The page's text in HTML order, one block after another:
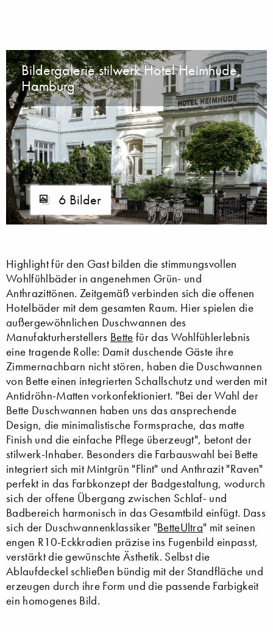
Bildergalerie stilwerk Hotel Heimhude,
Hamburg
6 Bilder
Highlight für den Gast bilden die stimmungsvollen
Wohlfühlbäder in angenehmen Grün- und
Anthrazittönen. Zeitgemäß verbinden sich die offenen
Hotelbäder mit dem gesamten Raum. Hier spielen die
außergewöhnlichen Duschwannen des
Manufakturherstellers Bette für das Wohlfühlerlebnis
eine tragende Rolle: Damit duschende Gäste ihre
Zimmernachbarn nicht stören, haben die Duschwannen
von Bette einen integrierten Schallschutz und werden mit
Antidröhn-Matten vorkonfektioniert. "Bei der Wahl der
Bette Duschwannen haben uns das ansprechende
Design, die minimalistische Formsprache, das matte
Finish und die einfache Pflege überzeugt", betont der
stilwerk-Inhaber. Besonders die Farbauswahl bei Bette
integriert sich mit Mintgrün "Flint" und Anthrazit "Raven"
perfekt in das Farbkonzept der Badgestaltung, wodurch
sich der offene Übergang zwischen Schlaf- und
Badbereich harmonisch in das Gesamtbild einfügt. Dass
sich der Duschwannenklassiker "BetteUltra" mit seinen
engen R10-Eckkradien präzise ins Fugenbild einpasst,
verstärkt die gewünschte Ästhetik. Selbst die
Ablaufdeckel schließen bündig mit der Standfläche und
erzeugen durch ihre Form und die passende Farbigkeit
ein homogenes Bild.